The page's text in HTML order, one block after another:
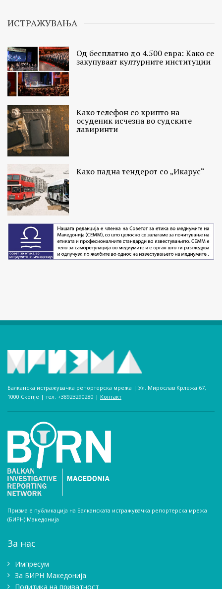
ИСТРАЖУВАЊА
Од бесплатно до 4.500 евра: Како се
закупуваат културните институции
Како телефон со крипто на
осуденик исчезна во судските
лавиринти
Како падна тендерот со „Икарус“
Балканска истражувачка репортерска мрежа | Ул. Мирослав Крлежа 67,
1000 Скопје | тел. +38923290280­ | Контакт
Призма е публикација на Балканската истражувачка репортерска мрежа
(БИРН) Македонија
За нас
Импресум
Зa БИРН Македонија
Политика на приватност